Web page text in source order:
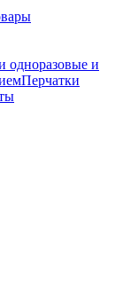
одноразовые и
Перчатки